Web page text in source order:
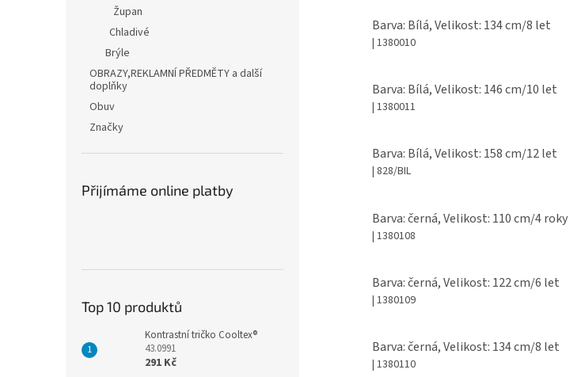
Župan
Chladivé
Brýle
OBRAZY,REKLAMNÍ PŘEDMĚTY a další
doplňky
Obuv
Značky
Přijímáme online platby
Top 10 produktů
Kontrastní tričko Cooltex®
43.0991
291 Kč
Barva: Bílá, Velikost: 134 cm/8 let
| 1380010
Barva: Bílá, Velikost: 146 cm/10 let
| 1380011
Barva: Bílá, Velikost: 158 cm/12 let
| 828/BIL
Barva: černá, Velikost: 110 cm/4 roky
| 1380108
Barva: černá, Velikost: 122 cm/6 let
| 1380109
Barva: černá, Velikost: 134 cm/8 let
| 1380110